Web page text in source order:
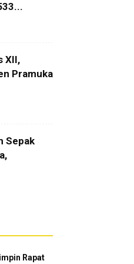
XII,
Pramuka
Sepak
Rapat